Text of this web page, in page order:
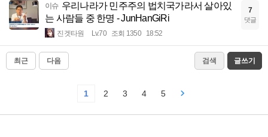
이슈 우리나라가 민주주의 법치국가라서 살아있
는 사람들 중 한명 - JunHanGiRi
진겟타원 Lv.70 조회 1350 18:52
7
댓글
최근 다음 검색 글쓰기
1 2 3 4 5